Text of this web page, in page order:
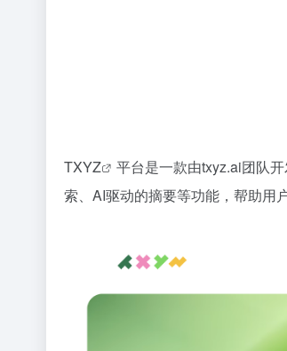
TXYZ
平台是一款由txyz.ai团队
索、AI驱动的摘要等功能，帮助用